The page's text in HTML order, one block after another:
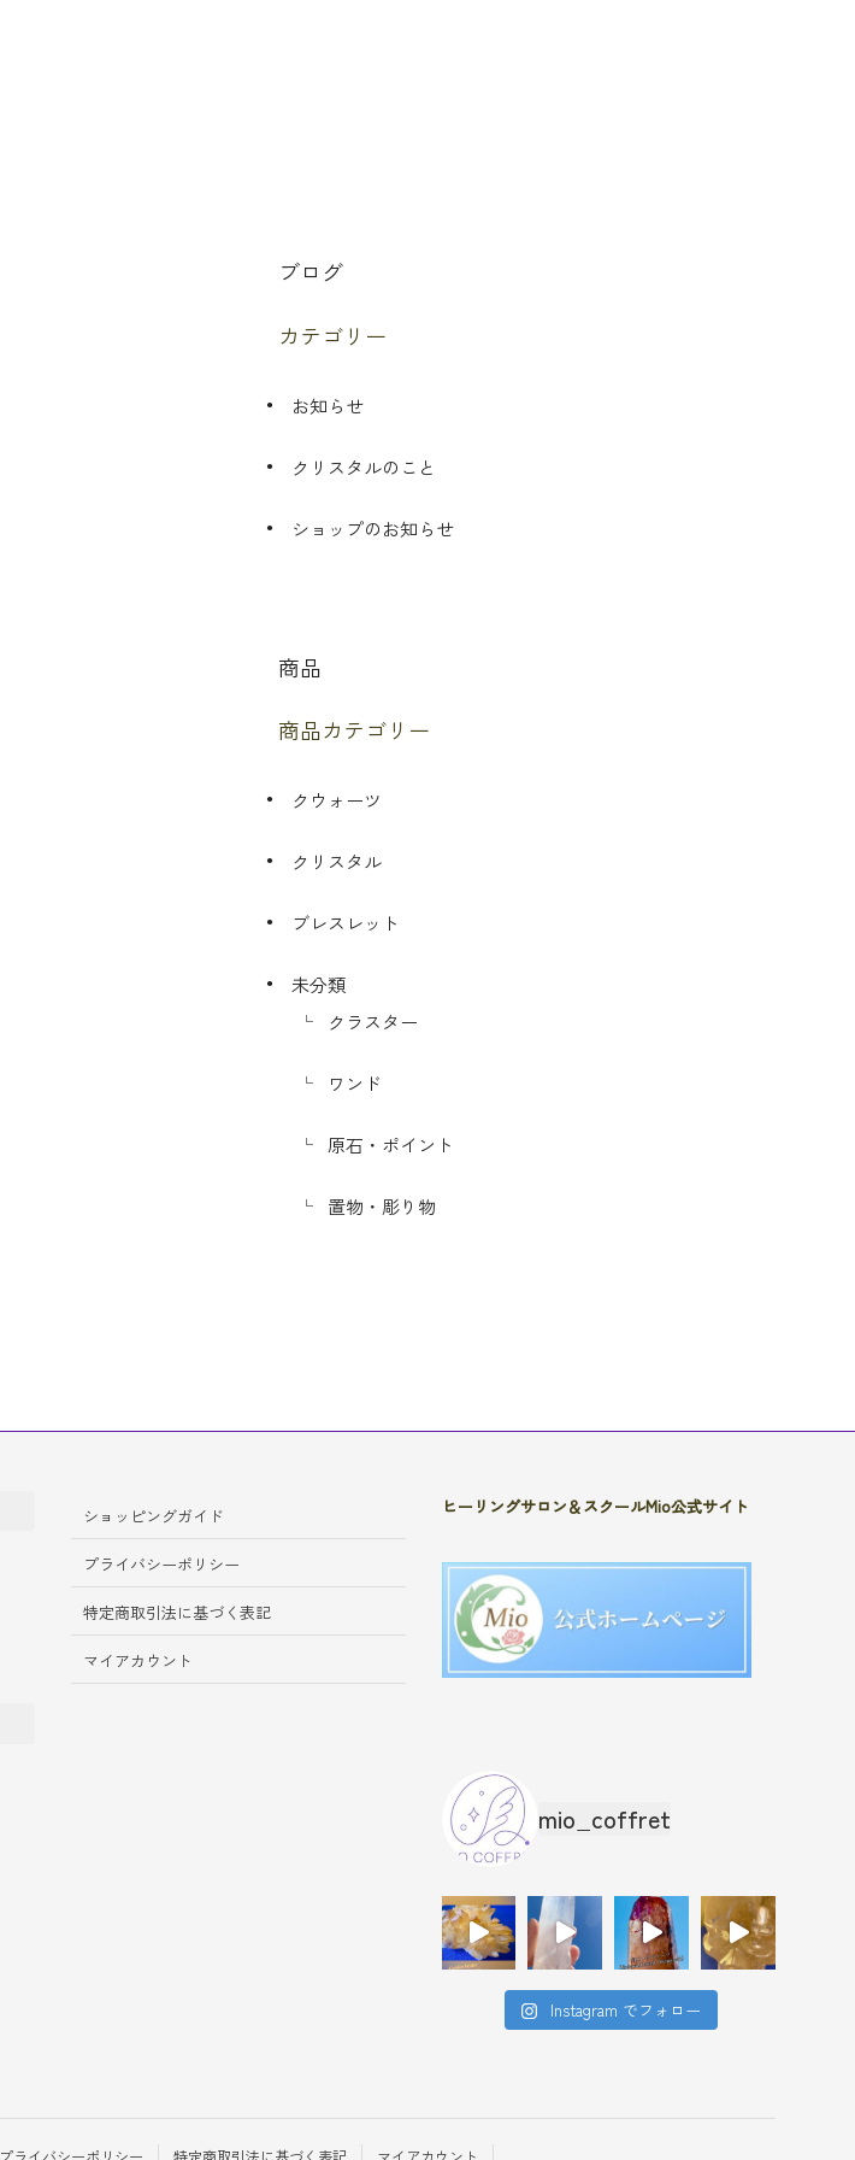
ブログ
カテゴリー
お知らせ
クリスタルのこと
ショップのお知らせ
商品
商品カテゴリー
クウォーツ
クリスタル
ブレスレット
未分類
クラスター
ワンド
原石・ポイント
置物・彫り物
ショッピングガイド
プライバシーポリシー
特定商取引法に基づく表記
マイアカウント
ヒーリングサロン＆スクールMio公式サイト
mio_coffret
Instagram でフォロー
プライバシーポリシー 特定商取引法に基づく表記 マイアカウント